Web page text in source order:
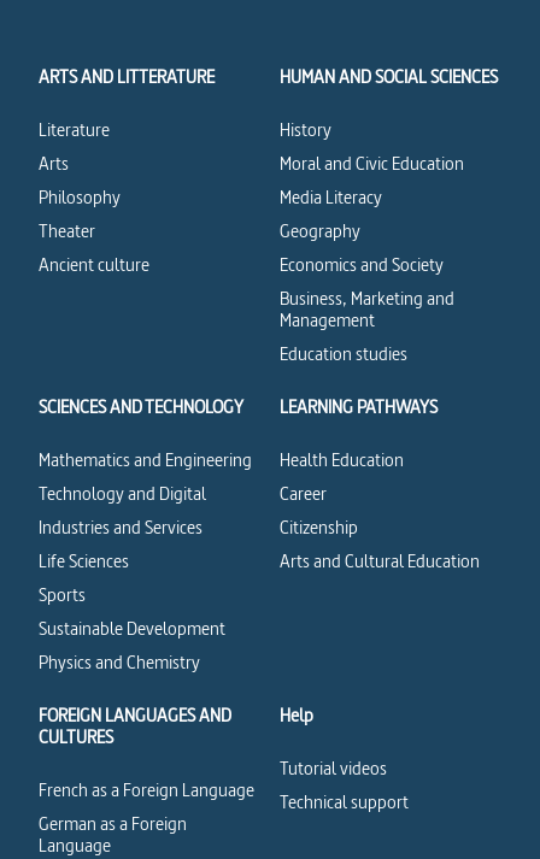
ARTS AND LITTERATURE
Literature
Arts
Philosophy
Theater
Ancient culture
HUMAN AND SOCIAL SCIENCES
History
Moral and Civic Education
Media Literacy
Geography
Economics and Society
Business, Marketing and
Management
Education studies
SCIENCES AND TECHNOLOGY
Mathematics and Engineering
Technology and Digital
Industries and Services
Life Sciences
Sports
Sustainable Development
Physics and Chemistry
LEARNING PATHWAYS
Health Education
Career
Citizenship
Arts and Cultural Education
FOREIGN LANGUAGES AND
CULTURES
French as a Foreign Language
German as a Foreign
Language
Help
Tutorial videos
Technical support